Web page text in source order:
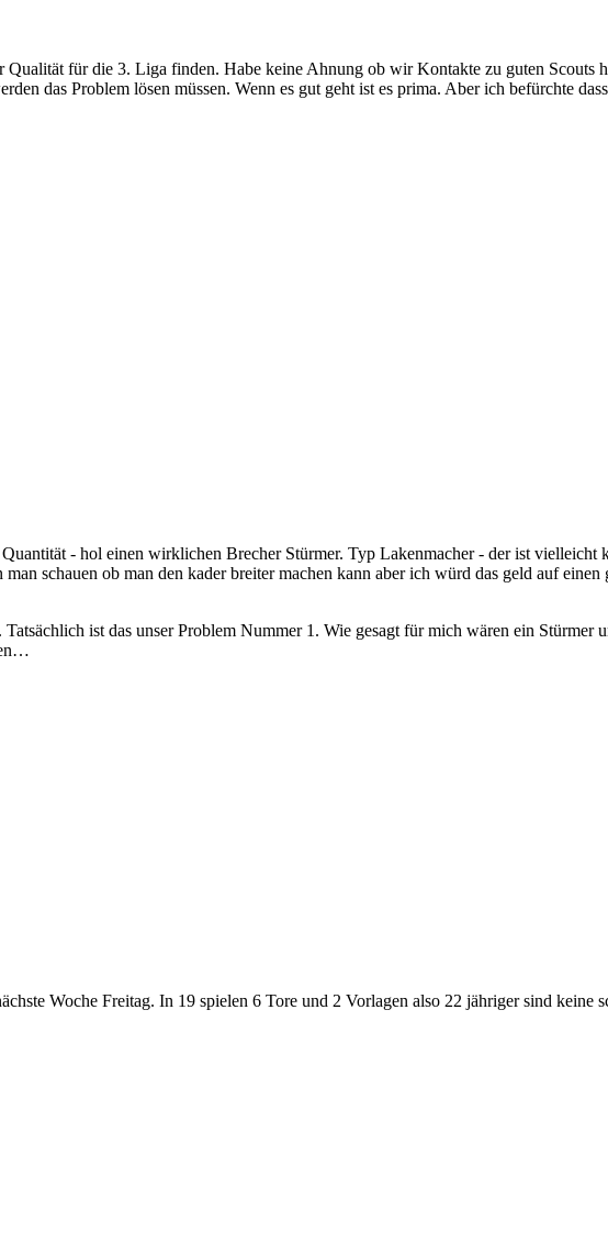
Qualität für die 3. Liga finden. Habe keine Ahnung ob wir Kontakte zu guten Scouts
das Problem lösen müssen. Wenn es gut geht ist es prima. Aber ich befürchte
- hol einen wirklichen Brecher Stürmer. Typ Lakenmacher - der ist vielleicht
schauen ob man den kader breiter machen kann aber ich würd das geld auf
ist das unser Problem Nummer 1. Wie gesagt für mich wären ein
Woche Freitag. In 19 spielen 6 Tore und 2 Vorlagen also 22 jähriger sind keine